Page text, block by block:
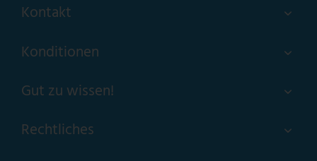
Kontakt
Konditionen
Gut zu wissen!
Rechtliches